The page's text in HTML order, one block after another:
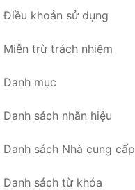
Điều khoản sử dụng
Miễn trừ trách nhiệm
Danh mục
Danh sách nhãn hiệu
Danh sách Nhà cung cấp
Danh sách từ khóa